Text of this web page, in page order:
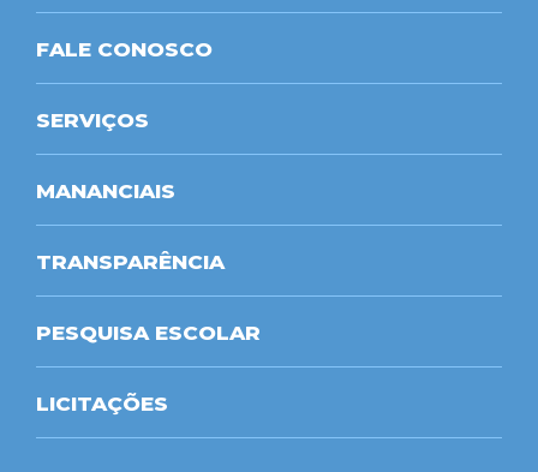
FALE CONOSCO
SERVIÇOS
MANANCIAIS
TRANSPARÊNCIA
PESQUISA ESCOLAR
LICITAÇÕES